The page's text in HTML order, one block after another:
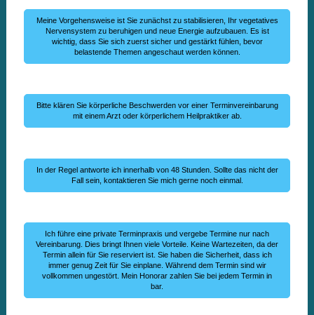
Meine Vorgehensweise ist Sie zunächst zu stabilisieren, Ihr vegetatives
Nervensystem zu beruhigen und neue Energie aufzubauen. Es ist
wichtig, dass Sie sich zuerst sicher und gestärkt fühlen, bevor
belastende Themen angeschaut werden können.
Bitte klären Sie körperliche Beschwerden vor einer Terminvereinbarung
mit einem Arzt oder körperlichem Heilpraktiker ab.
In der Regel antworte ich innerhalb von 48 Stunden. Sollte das nicht der
Fall sein, kontaktieren Sie mich gerne noch einmal.
Ich führe eine private Terminpraxis und vergebe Termine nur nach
Vereinbarung. Dies bringt Ihnen viele Vorteile. Keine Wartezeiten, da der
Termin allein für Sie reserviert ist. Sie haben die Sicherheit, dass ich
immer genug Zeit für Sie einplane. Während dem Termin sind wir
vollkommen ungestört. Mein Honorar zahlen Sie bei jedem Termin in
bar.